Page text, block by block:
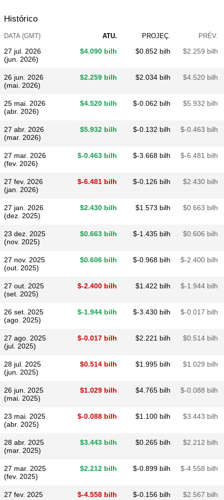
Histórico
DATA (GMT) ATU. PROJEÇ. PRÉV.
27 jul. 2026
(jun. 2026)
$​4.090 bilh $​0.852 bilh $​2.259 bilh
26 jun. 2026
(mai. 2026)
$​2.259 bilh $​2.034 bilh $​4.520 bilh
25 mai. 2026
(abr. 2026)
$​4.520 bilh $​-0.062 bilh $​5.932 bilh
27 abr. 2026
(mar. 2026)
$​5.932 bilh $​-0.132 bilh $​-0.463 bilh
27 mar. 2026
(fev. 2026)
$​-0.463 bilh $​-3.668 bilh $​-6.481 bilh
27 fev. 2026
(jan. 2026)
$​-6.481 bilh $​-0.126 bilh $​2.430 bilh
27 jan. 2026
(dez. 2025)
$​2.430 bilh $​1.573 bilh $​0.663 bilh
23 dez. 2025
(nov. 2025)
$​0.663 bilh $​-1.435 bilh $​0.606 bilh
27 nov. 2025
(out. 2025)
$​0.606 bilh $​-0.968 bilh $​-2.400 bilh
27 out. 2025
(set. 2025)
$​-2.400 bilh $​1.422 bilh $​-1.944 bilh
26 set. 2025
(ago. 2025)
$​-1.944 bilh $​-3.430 bilh $​-0.017 bilh
27 ago. 2025
(jul. 2025)
$​-0.017 bilh $​2.221 bilh $​0.514 bilh
28 jul. 2025
(jun. 2025)
$​0.514 bilh $​1.995 bilh $​1.029 bilh
26 jun. 2025
(mai. 2025)
$​1.029 bilh $​4.765 bilh $​-0.088 bilh
23 mai. 2025
(abr. 2025)
$​-0.088 bilh $​1.100 bilh $​3.443 bilh
28 abr. 2025
(mar. 2025)
$​3.443 bilh $​0.265 bilh $​2.212 bilh
27 mar. 2025
(fev. 2025)
$​2.212 bilh $​-0.899 bilh $​-4.558 bilh
27 fev. 2025
$​-4.558 bilh $​-0.156 bilh $​2.567 bilh